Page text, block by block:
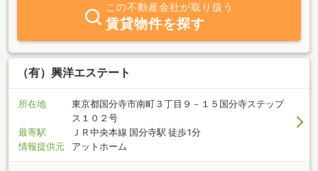
この不動産会社が取り扱う
賃貸物件を探す
（有）興洋エステート
所在地
東京都国分寺市南町３丁目９－１５国分寺ステップ
ス１０２号
最寄駅
ＪＲ中央本線 国分寺駅 徒歩1分
情報提供元
アットホーム